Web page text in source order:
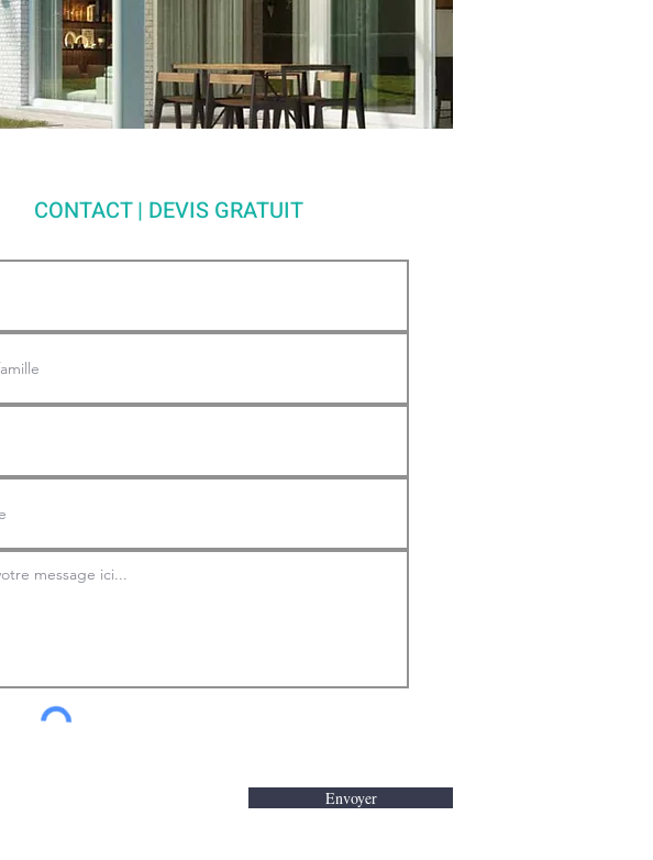
CONTACT | DEVIS GRATUIT
Envoyer